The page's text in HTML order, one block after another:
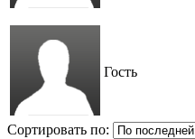
Гость
Сортировать по: